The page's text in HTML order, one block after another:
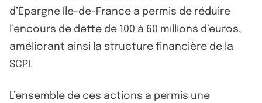
d’Épargne Île-de-France a permis de réduire
l’encours de dette de 100 à 60 millions d’euros,
améliorant ainsi la structure financière de la
SCPI.
L’ensemble de ces actions a permis une